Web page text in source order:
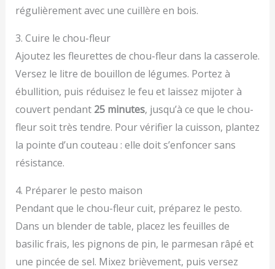
régulièrement avec une cuillère en bois.
3. Cuire le chou-fleur
Ajoutez les fleurettes de chou-fleur dans la casserole.
Versez le litre de bouillon de légumes. Portez à
ébullition, puis réduisez le feu et laissez mijoter à
couvert pendant 25 minutes, jusqu’à ce que le chou-
fleur soit très tendre. Pour vérifier la cuisson, plantez
la pointe d’un couteau : elle doit s’enfoncer sans
résistance.
4. Préparer le pesto maison
Pendant que le chou-fleur cuit, préparez le pesto.
Dans un blender de table, placez les feuilles de
basilic frais, les pignons de pin, le parmesan râpé et
une pincée de sel. Mixez brièvement, puis versez